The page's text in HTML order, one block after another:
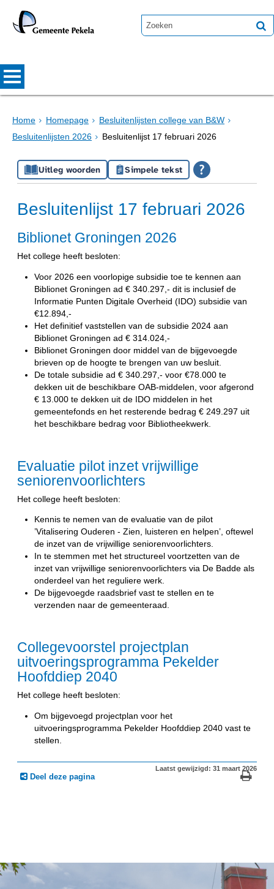
Home Homepage
Besluitenlijsten college van B&W
Besluitenlijsten 2026
Besluitenlijst 17 februari 2026
Uitleg woorden Simpele tekst
Besluitenlijst 17 februari 2026
Biblionet Groningen 2026
Het college heeft besloten:
Voor 2026 een voorlopige subsidie toe te kennen aan
Biblionet Groningen ad € 340.297,- dit is inclusief de
Informatie Punten Digitale Overheid (IDO) subsidie van
€12.894,-
Het definitief vaststellen van de subsidie 2024 aan
Biblionet Groningen ad € 314.024,-
Biblionet Groningen door middel van de bijgevoegde
brieven op de hoogte te brengen van uw besluit.
De totale subsidie ad € 340.297,- voor €78.000 te
dekken uit de beschikbare OAB-middelen, voor afgerond
€ 13.000 te dekken uit de IDO middelen in het
gemeentefonds en het resterende bedrag € 249.297 uit
het beschikbare bedrag voor Bibliotheekwerk.
Evaluatie pilot inzet vrijwillige
seniorenvoorlichters
Het college heeft besloten:
Kennis te nemen van de evaluatie van de pilot
’Vitalisering Ouderen - Zien, luisteren en helpen’, oftewel
de inzet van de vrijwillige seniorenvoorlichters.
In te stemmen met het structureel voortzetten van de
inzet van vrijwillige seniorenvoorlichters via De Badde als
onderdeel van het reguliere werk.
De bijgevoegde raadsbrief vast te stellen en te
verzenden naar de gemeenteraad.
Collegevoorstel projectplan
uitvoeringsprogramma Pekelder
Hoofddiep 2040
Het college heeft besloten:
Om bijgevoegd projectplan voor het
uitvoeringsprogramma Pekelder Hoofddiep 2040 vast te
stellen.
Deel deze pagina
Laatst gewijzigd: 31 maart 2026